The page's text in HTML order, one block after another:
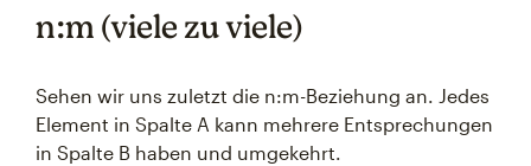
n:m (viele zu viele)
Sehen wir uns zuletzt die n:m-Beziehung an. Jedes
Element in Spalte A kann mehrere Entsprechungen
in Spalte B haben und umgekehrt.